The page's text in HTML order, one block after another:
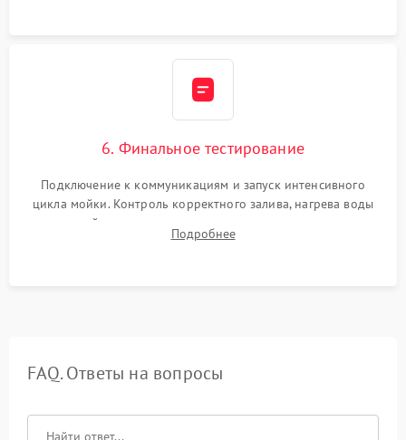
6. Финальное тестирование
Подключение к коммуникациям и запуск интенсивного
цикла мойки. Контроль корректного залива, нагрева воды
до нужной температуры, отсутствия посторонних шумов,
штатного слива и абсолютной сухости в поддоне.
Подробнее
FAQ. Ответы на вопросы